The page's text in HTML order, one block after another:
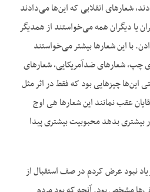
شعارهای انقلابی که این‌ها می‌دادند
یا دیگران همه می‌خواستند از همدیگر
با این شعارها بیشتر می‌خواستند
چپ، شعارهای ضدآمریکایی، شعارهای
این‌ها چیزهایی بود که فقط در اثر مثل
عقب نمانند این شعارها هی اوج
بدهد محبوبیت بیشتری پیدا
نبود عرض کردم در صف استقبال از